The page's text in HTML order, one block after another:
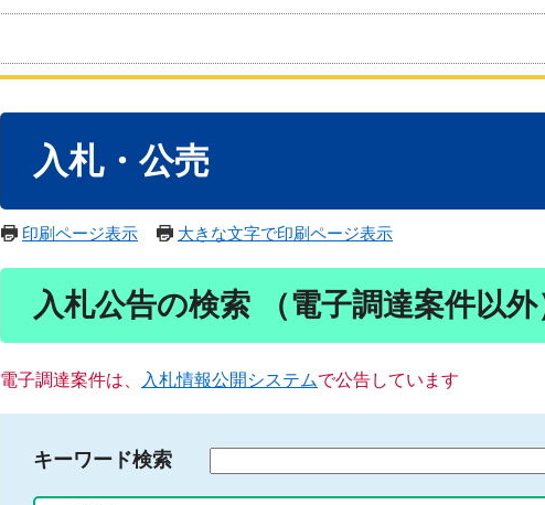
入札・公売
印刷ページ表示 大きな文字で印刷ページ表示
入札公告の検索 （電子調達案件以外
電子調達案件は、 入札情報公開システムで公告しています
キーワード検索